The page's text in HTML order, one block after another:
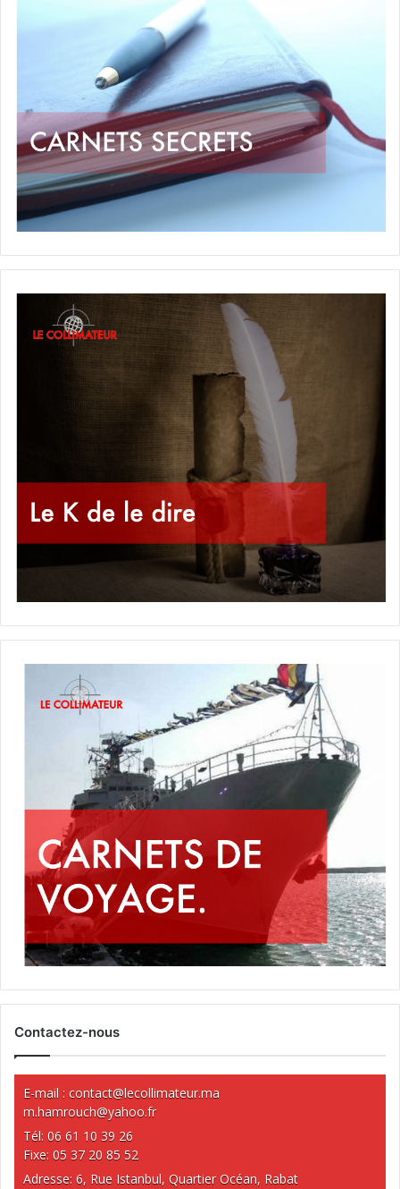
Contactez-nous
E-mail : contact@lecollimateur.ma
m.hamrouch@yahoo.fr
Tél: 06 61 10 39 26
Fixe: 05 37 20 85 52
Adresse: 6, Rue Istanbul, Quartier Océan, Rabat